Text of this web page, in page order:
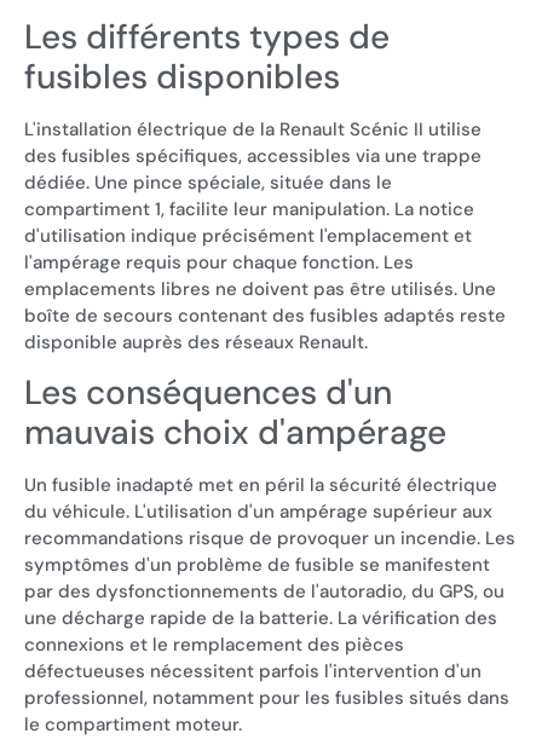
Les différents types de
fusibles disponibles
L'installation électrique de la Renault Scénic II utilise
des fusibles spécifiques, accessibles via une trappe
dédiée. Une pince spéciale, située dans le
compartiment 1, facilite leur manipulation. La notice
d'utilisation indique précisément l'emplacement et
l'ampérage requis pour chaque fonction. Les
emplacements libres ne doivent pas être utilisés. Une
boîte de secours contenant des fusibles adaptés reste
disponible auprès des réseaux Renault.
Les conséquences d'un
mauvais choix d'ampérage
Un fusible inadapté met en péril la sécurité électrique
du véhicule. L'utilisation d'un ampérage supérieur aux
recommandations risque de provoquer un incendie. Les
symptômes d'un problème de fusible se manifestent
par des dysfonctionnements de l'autoradio, du GPS, ou
une décharge rapide de la batterie. La vérification des
connexions et le remplacement des pièces
défectueuses nécessitent parfois l'intervention d'un
professionnel, notamment pour les fusibles situés dans
le compartiment moteur.